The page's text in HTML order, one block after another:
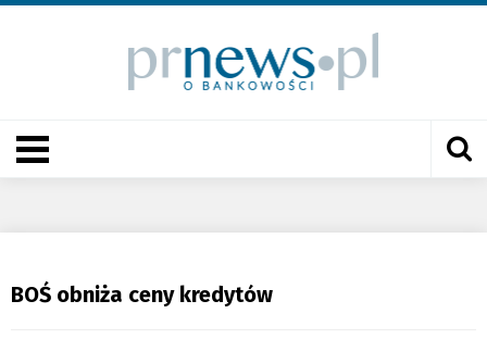
BOŚ obniża ceny kredytów